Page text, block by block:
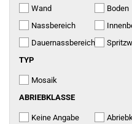
Wand Boden
Nassbereich
Dauernassbereich
TYP
TYP
Mosaik
ABRIEBKLASSE
ABRIEBKLASSE
Keine Angabe